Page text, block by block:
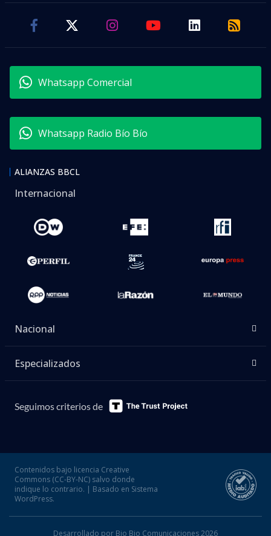
Whatsapp Comercial
Whatsapp Radio Bío Bío
ALIANZAS BBCL
Internacional
Nacional
Especializados
Seguimos criterios de
Contenidos bajo licencia Creative
Commons (CC-BY-NC) salvo donde
indique lo contrario. | Basado en Sistema
WordPress.
Desarrollado por Bio Bio Comunicaciones 2026